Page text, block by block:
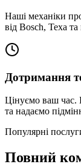
Наші механіки
від Bosch, Texa
Дотримання
Цінуємо ваш час.
та надаємо
Популярні
Повний